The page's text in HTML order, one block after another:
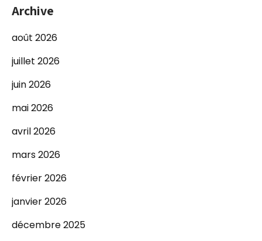
Archive
août 2026
juillet 2026
juin 2026
mai 2026
avril 2026
mars 2026
février 2026
janvier 2026
décembre 2025